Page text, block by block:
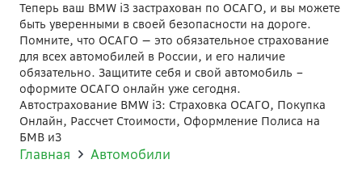
Теперь ваш BMW i3 застрахован по ОСАГО, и вы можете
быть уверенными в своей безопасности на дороге.
Помните, что ОСАГО — это обязательное страхование
для всех автомобилей в России, и его наличие
обязательно. Защитите себя и свой автомобиль –
оформите ОСАГО онлайн уже сегодня.
Автострахование BMW i3: Страховка ОСАГО, Покупка
Онлайн, Рассчет Стоимости, Оформление Полиса на
БМВ и3
Главная Автомобили